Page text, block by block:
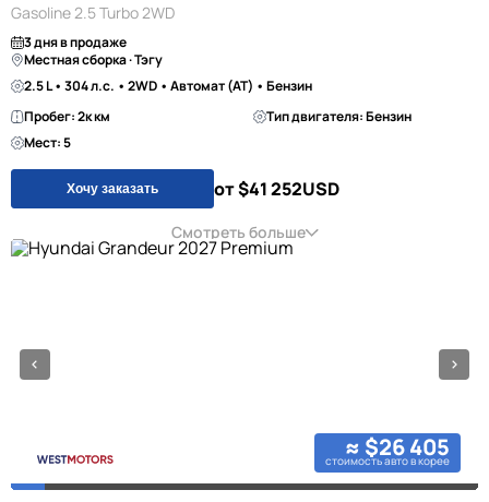
Gasoline 2.5 Turbo 2WD
3 дня в продаже
Местная сборка · Тэгу
2.5 L • 304 л.с. • 2WD • Автомат (AT) • Бензин
Пробег: 2к км
Тип двигателя: Бензин
Мест: 5
Хочу заказать от $41 252USD
Смотреть больше
≈ $26 405
стоимость авто в корее